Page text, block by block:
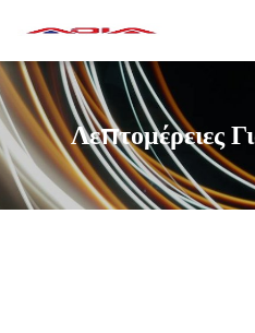
Λεπτομέρειες